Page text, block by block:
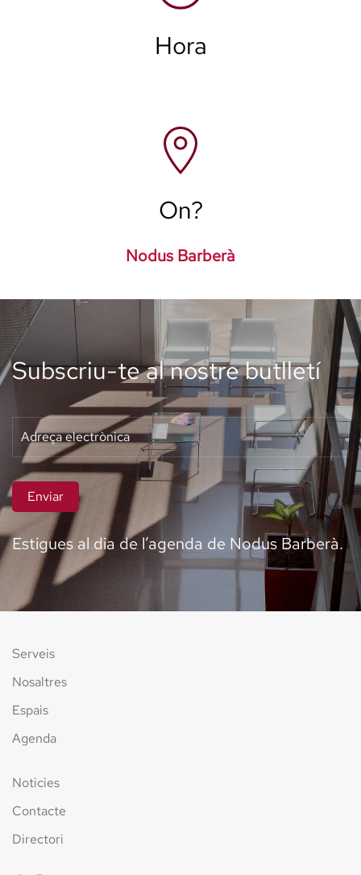
Hora
On?
Nodus Barberà
Subscriu-te al nostre butlletí
Enviar
Estigues al dia de l’agenda de Nodus Barberà.
Serveis
Nosaltres
Espais
Agenda
Noticies
Contacte
Directori